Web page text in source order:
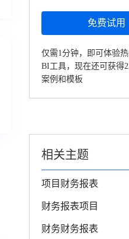
免费试用
仅需1分钟，即可体验
BI工具，现在还可获得
案例和模板
相关主题
项目财务报表
财务报表项目
财务财务报表